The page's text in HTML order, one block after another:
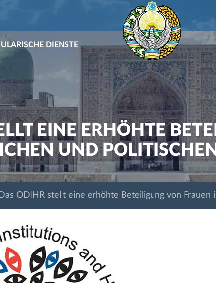
DIENSTE
EINE ERHÖHTE
UND
Das ODIHR stellt eine erhöhte Beteiligung von